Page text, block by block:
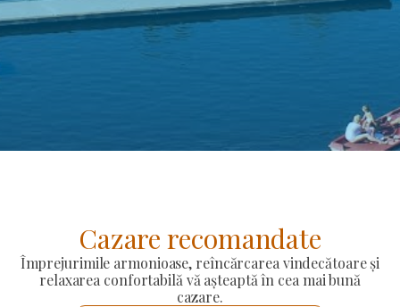
Cazare recomandate
Împrejurimile armonioase, reîncărcarea vindecătoare și
relaxarea confortabilă vă așteaptă în cea mai bună
cazare.